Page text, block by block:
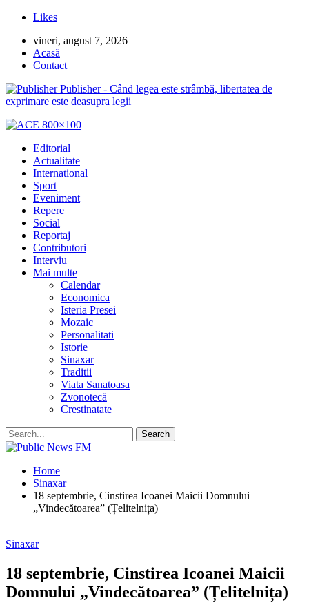
Likes
vineri, august 7, 2026
Acasă
Contact
Publisher - Când legea este strâmbă, libertatea de
exprimare este deasupra legii
Editorial
Actualitate
International
Sport
Eveniment
Repere
Social
Reportaj
Contributori
Interviu
Mai multe
Calendar
Economica
Isteria Presei
Mozaic
Personalitati
Istorie
Sinaxar
Traditii
Viata Sanatoasa
Zvonotecă
Crestinatate
Home
Sinaxar
18 septembrie, Cinstirea Icoanei Maicii Domnului
„Vindecătoarea” (Țelitelnița)
Sinaxar
18 septembrie, Cinstirea Icoanei Maicii
Domnului „Vindecătoarea” (Țelitelnița)